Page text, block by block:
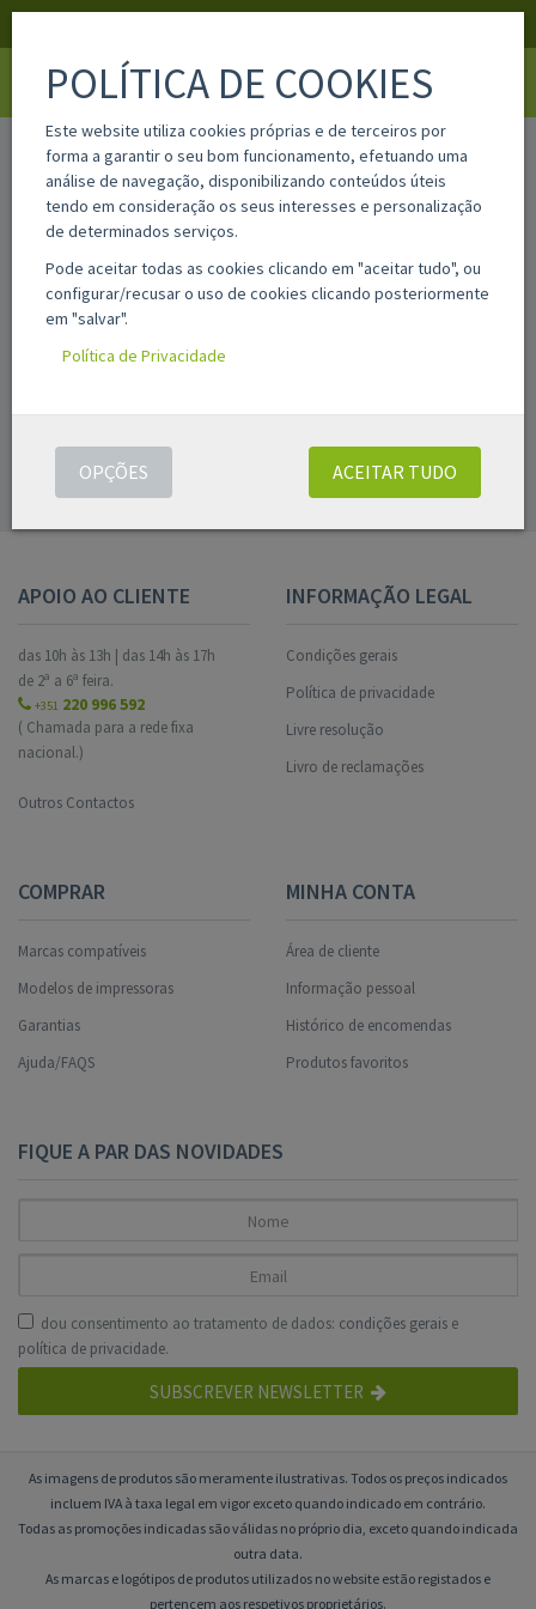
home página ou produto não encontrado
APOIO AO CLIENTE
das 10h às 13h | das 14h às 17h
de 2ª a 6ª feira.
+351 220 996 592
( Chamada para a rede fixa
nacional.)
Outros Contactos
INFORMAÇÃO LEGAL
Condições gerais
Política de privacidade
Livre resolução
Livro de reclamações
COMPRAR
Marcas compatíveis
Modelos de impressoras
Garantias
Ajuda/FAQS
MINHA CONTA
Área de cliente
Informação pessoal
Histórico de encomendas
Produtos favoritos
FIQUE A PAR DAS NOVIDADES
dou consentimento ao tratamento de dados: condições gerais e
política de privacidade.
SUBSCREVER NEWSLETTER
As imagens de produtos são meramente ilustrativas. Todos os preços indicados
incluem IVA à taxa legal em vigor exceto quando indicado em contrário.
Todas as promoções indicadas são válidas no próprio dia, exceto quando indicada
outra data.
As marcas e logótipos de produtos utilizados no website estão registados e
pertencem aos respetivos proprietários.
POLÍTICA DE COOKIES
Este website utiliza cookies próprias e de terceiros por
forma a garantir o seu bom funcionamento, efetuando uma
análise de navegação, disponibilizando conteúdos úteis
tendo em consideração os seus interesses e personalização
de determinados serviços.
Pode aceitar todas as cookies clicando em "aceitar tudo", ou
configurar/recusar o uso de cookies clicando posteriormente
em "salvar".
Política de Privacidade
ACEITAR TUDO
OPÇÕES